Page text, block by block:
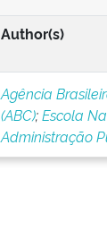
Author(s)
Agência
(ABC);Escola
Administração